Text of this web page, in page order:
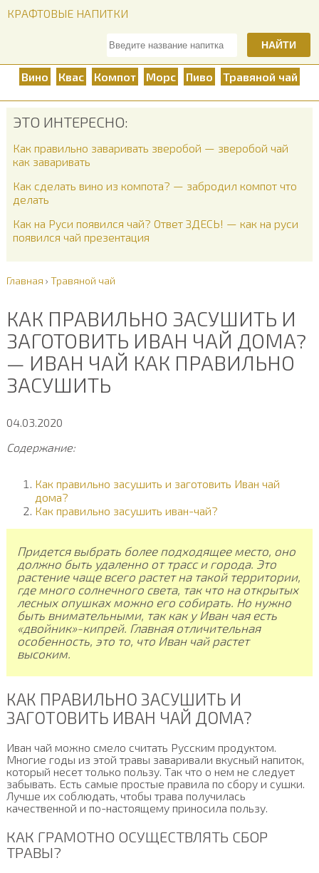
КРАФТОВЫЕ НАПИТКИ
НАЙТИ
Вино Квас Компот Морс Пиво Травяной чай
ЭТО ИНТЕРЕСНО:
Как правильно заваривать зверобой — зверобой чай
как заваривать
Как сделать вино из компота? — забродил компот что
делать
Как на Руси появился чай? Ответ ЗДЕСЬ! — как на руси
появился чай презентация
Главная › Травяной чай
КАК ПРАВИЛЬНО ЗАСУШИТЬ И
ЗАГОТОВИТЬ ИВАН ЧАЙ ДОМА?
— ИВАН ЧАЙ КАК ПРАВИЛЬНО
ЗАСУШИТЬ
04.03.2020
Содержание:
Как правильно засушить и заготовить Иван чай
дома?
Как правильно засушить иван-чай?
Придется выбрать более подходящее место, оно
должно быть удаленно от трасс и города. Это
растение чаще всего растет на такой территории,
где много солнечного света, так что на открытых
лесных опушках можно его собирать. Но нужно
быть внимательными, так как у Иван чая есть
«двойник»-кипрей. Главная отличительная
особенность, это то, что Иван чай растет
высоким.
КАК ПРАВИЛЬНО ЗАСУШИТЬ И
ЗАГОТОВИТЬ ИВАН ЧАЙ ДОМА?
Иван чай можно смело считать Русским продуктом.
Многие годы из этой травы заваривали вкусный напиток,
который несет только пользу. Так что о нем не следует
забывать. Есть самые простые правила по сбору и сушки.
Лучше их соблюдать, чтобы трава получилась
качественной и по-настоящему приносила пользу.
КАК ГРАМОТНО ОСУЩЕСТВЛЯТЬ СБОР
ТРАВЫ?